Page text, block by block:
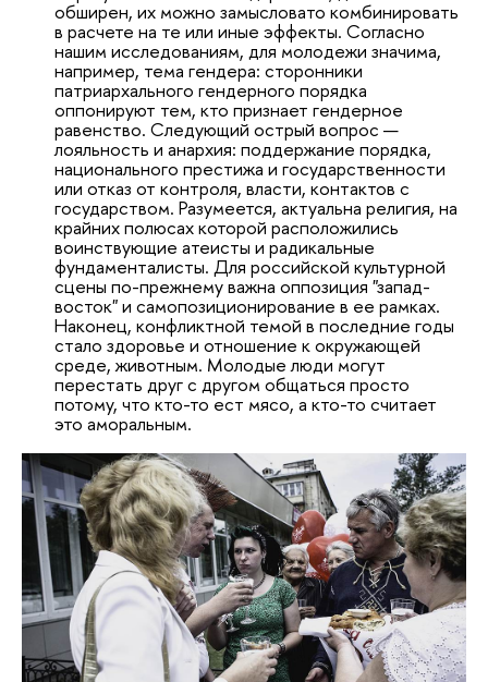
обширен, их можно замысловато комбинировать
в расчете на те или иные эффекты. Согласно
нашим исследованиям, для молодежи значима,
например, тема гендера: сторонники
патриархального гендерного порядка
оппонируют тем, кто признает гендерное
равенство. Следующий острый вопрос —
лояльность и анархия: поддержание порядка,
национального престижа и государственности
или отказ от контроля, власти, контактов с
государством. Разумеется, актуальна религия, на
крайних полюсах которой расположились
воинствующие атеисты и радикальные
фундаменталисты. Для российской культурной
сцены по-прежнему важна оппозиция "запад-
восток" и самопозиционирование в ее рамках.
Наконец, конфликтной темой в последние годы
стало здоровье и отношение к окружающей
среде, животным. Молодые люди могут
перестать друг с другом общаться просто
потому, что кто-то ест мясо, а кто-то считает
это аморальным.